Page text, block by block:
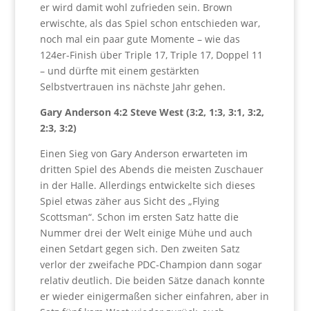
er wird damit wohl zufrieden sein. Brown
erwischte, als das Spiel schon entschieden war,
noch mal ein paar gute Momente – wie das
124er-Finish über Triple 17, Triple 17, Doppel 11
– und dürfte mit einem gestärkten
Selbstvertrauen ins nächste Jahr gehen.
Gary Anderson 4:2 Steve West (3:2, 1:3, 3:1, 3:2,
2:3, 3:2)
Einen Sieg von Gary Anderson erwarteten im
dritten Spiel des Abends die meisten Zuschauer
in der Halle. Allerdings entwickelte sich dieses
Spiel etwas zäher aus Sicht des „Flying
Scottsman“. Schon im ersten Satz hatte die
Nummer drei der Welt einige Mühe und auch
einen Setdart gegen sich. Den zweiten Satz
verlor der zweifache PDC-Champion dann sogar
relativ deutlich. Die beiden Sätze danach konnte
er wieder einigermaßen sicher einfahren, aber in